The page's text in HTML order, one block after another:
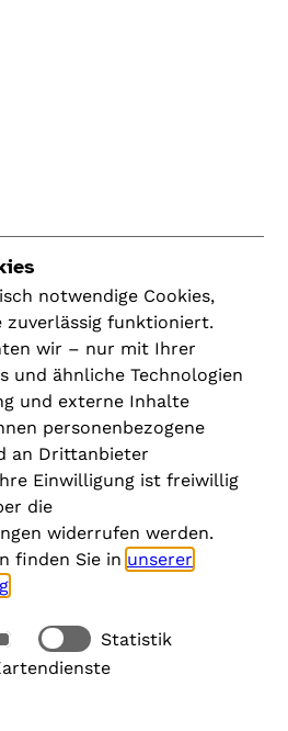
notwendige Cookies,
zuverlässig funktioniert.
wir – nur mit Ihrer
und ähnliche Technologien
und externe Inhalte
personenbezogene
an Drittanbieter
Einwilligung ist freiwillig
die
widerrufen werden.
finden Sie in unserer
Statistik